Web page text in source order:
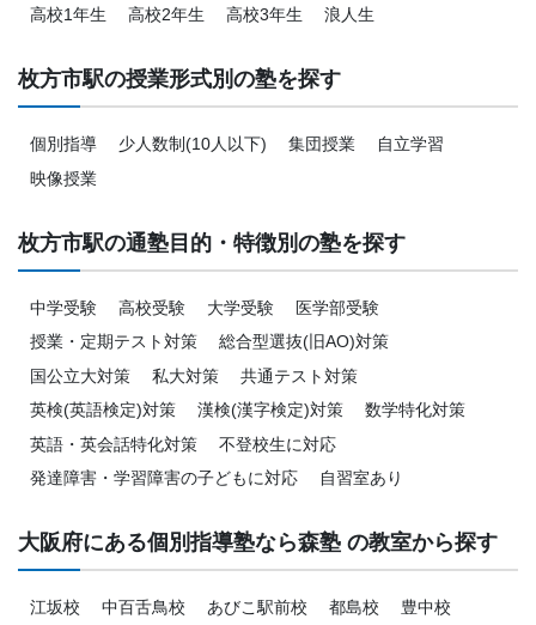
高校1年生
高校2年生 高校3年生 浪人生
枚方市駅の授業形式別の塾を探す
個別指導 少人数制(10人以下) 集団授業
自立学習
映像授業
枚方市駅の通塾目的・特徴別の塾を探す
中学受験 高校受験 大学受験
医学部受験
授業・定期テスト対策
総合型選抜(旧AO)対策
国公立大対策
私大対策
共通テスト対策
英検(英語検定)対策
漢検(漢字検定)対策
数学特化対策
英語・英会話特化対策
不登校生に対応
発達障害・学習障害の子どもに対応
自習室あり
大阪府にある個別指導塾なら森塾 の教室から探す
江坂校 中百舌鳥校 あびこ駅前校 都島校
豊中校